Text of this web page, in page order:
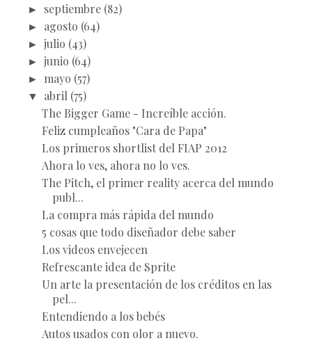
► septiembre (82)
► agosto (64)
► julio (43)
► junio (64)
► mayo (57)
▼ abril (75)
The Bigger Game - Increíble acción.
Feliz cumpleaños "Cara de Papa"
Los primeros shortlist del FIAP 2012
Ahora lo ves, ahora no lo ves.
The Pitch, el primer reality acerca del mundo
publ...
La compra más rápida del mundo
5 cosas que todo diseñador debe saber
Los videos envejecen
Refrescante idea de Sprite
Un arte la presentación de los créditos en las
pel...
Entendiendo a los bebés
Autos usados con olor a nuevo.